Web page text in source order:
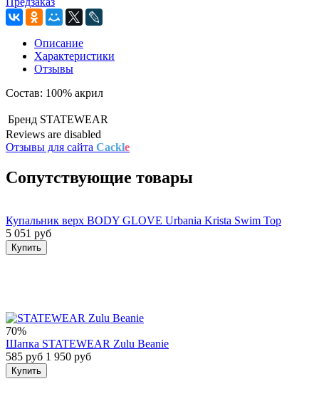
Описание
Характеристики
Отзывы
Состав: 100% акрил
Бренд STATEWEAR
Reviews are disabled
Отзывы для сайта Cackle
Сопутствующие товары
Купальник верх BODY GLOVE Urbania Krista Swim Top
5 051 руб
Купить
70%
Шапка STATEWEAR Zulu Beanie
585 руб 1 950 руб
Купить